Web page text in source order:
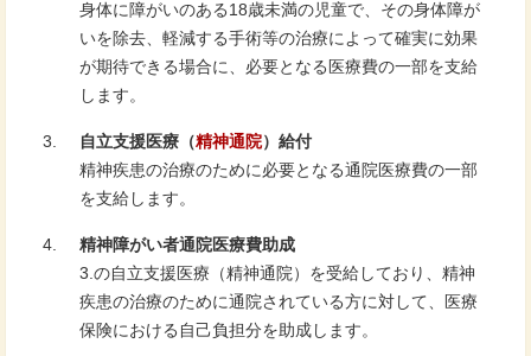
身体に障がいのある18歳未満の児童で、その身体障が
いを除去、軽減する手術等の治療によって確実に効果
が期待できる場合に、必要となる医療費の一部を支給
します。
自立支援医療（精神通院）給付
精神疾患の治療のために必要となる通院医療費の一部
を支給します。
精神障がい者通院医療費助成
3.の自立支援医療（精神通院）を受給しており、精神
疾患の治療のために通院されている方に対して、医療
保険における自己負担分を助成します。